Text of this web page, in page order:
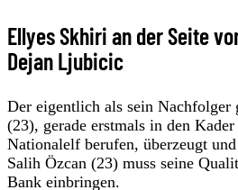
Ellyes Skhiri an der Seite
Dejan Ljubicic
Der eigentlich als sein Nachfolger
(23), gerade erstmals in den
Nationalelf berufen, überzeugt
Salih Özcan (23) muss seine
Bank einbringen.